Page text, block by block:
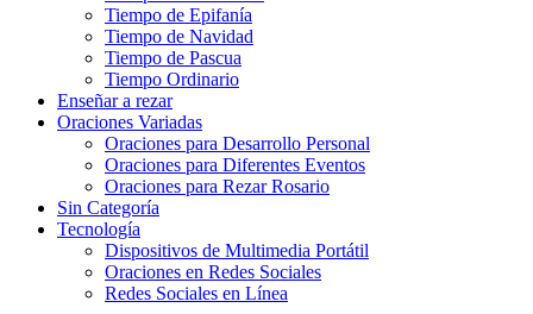
Tiempo de Epifanía
Tiempo de Navidad
Tiempo de Pascua
Tiempo Ordinario
Enseñar a rezar
Oraciones Variadas
Oraciones para Desarrollo Personal
Oraciones para Diferentes Eventos
Oraciones para Rezar Rosario
Sin Categoría
Tecnología
Dispositivos de Multimedia Portátil
Oraciones en Redes Sociales
Redes Sociales en Línea